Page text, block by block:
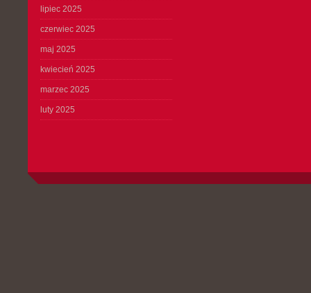
lipiec 2025
czerwiec 2025
maj 2025
kwiecień 2025
marzec 2025
luty 2025